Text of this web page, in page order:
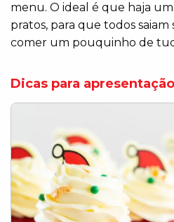
menu. O ideal é que haja
pratos, para que todos saiam
comer um pouquinho de
Dicas para